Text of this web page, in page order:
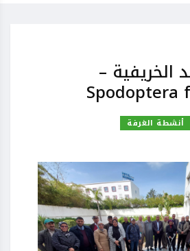
الخريفية –
Spodoptera
أنشطة الغرفة